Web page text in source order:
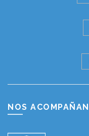
NOS ACOMPAÑAN